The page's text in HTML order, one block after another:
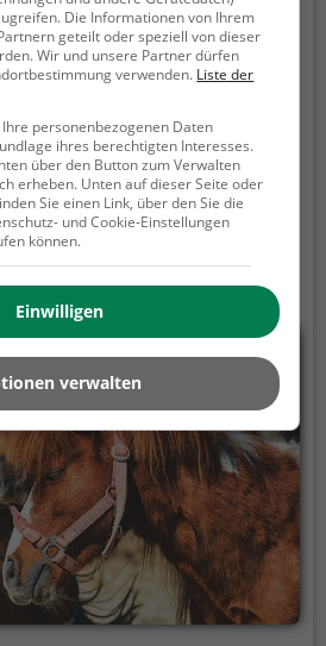
an der Enz
Wanderung in Ensingen: Natur
Lassen Sie den Alltag hinter
ein in ein unvergessliches
Sie unsere sanftmütigen
auf einer entspannten
malerische Landschaft von
Die Informationen von Ihrem
geteilt oder speziell von dieser
Wir und unsere Partner dürfen
verwenden. Liste der
personenbezogenen Daten
ihres berechtigten Interesses.
über den Button zum Verwalten
erheben. Unten auf dieser Seite oder
Sie einen Link, über den Sie die
und Cookie-Einstellungen
können.
Einwilligen
verwalten